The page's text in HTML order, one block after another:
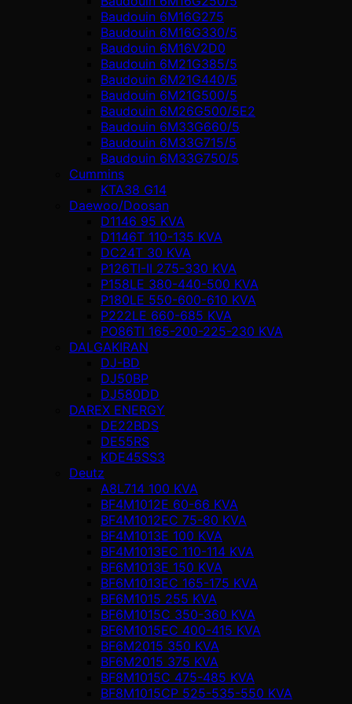
Baudouin 6M16G275
Baudouin 6M16G330/5
Baudouin 6M16V2D0
Baudouin 6M21G385/5
Baudouin 6M21G440/5
Baudouin 6M21G500/5
Baudouin 6M26G500/5E2
Baudouin 6M33G660/5
Baudouin 6M33G715/5
Baudouin 6M33G750/5
Cummins
KTA38 G14
Daewoo/Doosan
D1146 95 KVA
D1146T 110-135 KVA
DC24T 30 KVA
P126TI-II 275-330 KVA
P158LE 380-440-500 KVA
P180LE 550-600-610 KVA
P222LE 660-685 KVA
PO86TI 165-200-225-230 KVA
DALGAKIRAN
DJ-BD
DJ50BP
DJ580DD
DAREX ENERGY
DE22BDS
DE55RS
KDE45SS3
Deutz
A8L714 100 KVA
BF4M1012E 60-66 KVA
BF4M1012EC 75-80 KVA
BF4M1013E 100 KVA
BF4M1013EC 110-114 KVA
BF6M1013E 150 KVA
BF6M1013EC 165-175 KVA
BF6M1015 255 KVA
BF6M1015C 350-360 KVA
BF6M1015EC 400-415 KVA
BF6M2015 350 KVA
BF6M2015 375 KVA
BF8M1015C 475-485 KVA
BF8M1015CP 525-535-550 KVA